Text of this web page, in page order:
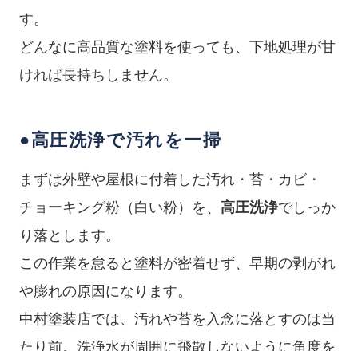
す。
どんなに高品質な塗料を使っても、下地処理が甘
ければ長持ちしません。
●高圧洗浄で汚れを一掃
まずは外壁や屋根に付着した汚れ・苔・カビ・
チョーキング粉（白い粉）を、 高圧洗浄でしっか
り落とします。
この作業を怠ると塗料が密着せず、早期の剥がれ
や膨れの原因になります。
中村塗装店では、汚れや苔を入念に落とすのは当
たり前。洗浄水が周囲に飛散しないように角度を